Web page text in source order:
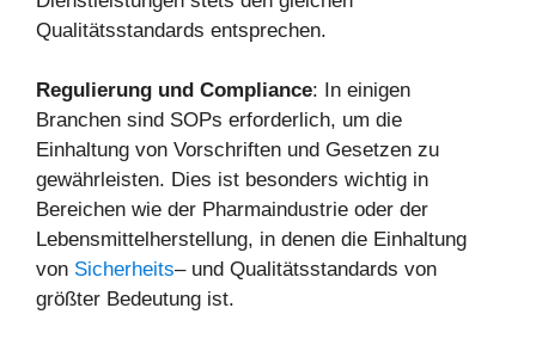
Qualitätsstandards entsprechen.
Regulierung und Compliance: In einigen
Branchen sind SOPs erforderlich, um die
Einhaltung von Vorschriften und Gesetzen zu
gewährleisten. Dies ist besonders wichtig in
Bereichen wie der Pharmaindustrie oder der
Lebensmittelherstellung, in denen die Einhaltung
von Sicherheits– und Qualitätsstandards von
größter Bedeutung ist.